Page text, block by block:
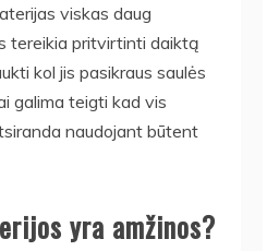
viskas daug
tereikia pritvirtinti daiktą
kol jis pasikraus saulės
galima teigti kad vis
naudojant būtent
yra amžinos?